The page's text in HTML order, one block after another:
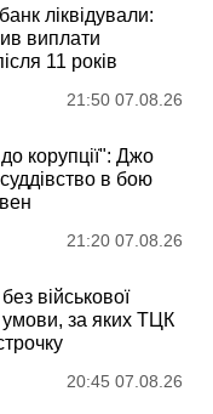
ліквідували:
виплати
11 років
21:50 07.08.26
корупції": Джо
в бою
21:20 07.08.26
військової
умови, за яких ТЦК
20:45 07.08.26